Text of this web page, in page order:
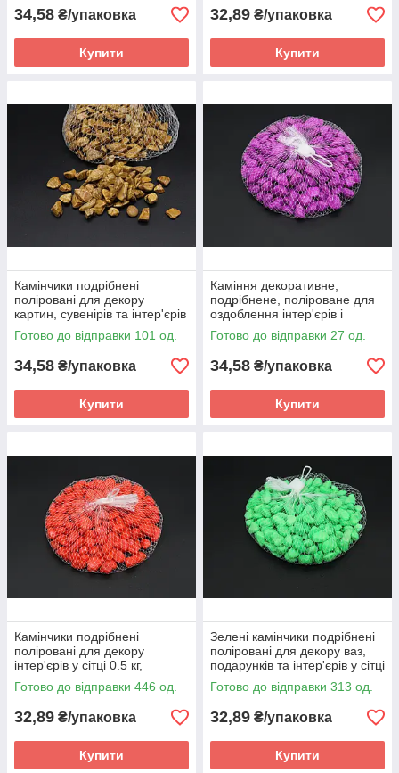
34,58 ₴/упаковка
Купити
32,89 ₴/упаковка
Купити
Камінчики подрібнені
поліровані для декору
картин, сувенірів та інтер'єрів
коричневі в сітці 0,5 кг
Готово до відправки 101 од.
34,58 ₴/упаковка
Купити
Каміння декоративне,
подрібнене, поліроване для
оздоблення інтер'єрів і
ландшафтів у сітці 0,5 кг,
великого розміру, колір
Готово до відправки 27 од.
34,58 ₴/упаковка
Купити
Камінчики подрібнені
поліровані для декору
інтер'єрів у сітці 0.5 кг,
великого розміру, червоні
Готово до відправки 446 од.
32,89 ₴/упаковка
Купити
Зелені камінчики подрібнені
поліровані для декору ваз,
подарунків та інтер'єрів у сітці
0,5 кг, великого розміру
Готово до відправки 313 од.
32,89 ₴/упаковка
Купити